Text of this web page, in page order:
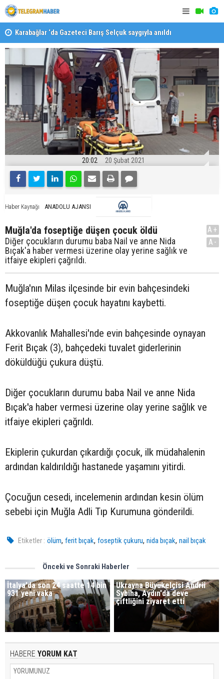
Karabağlar ‘da Gazeteci Barış Selçuk saygıyla anıldı
20:02 20 Şubat 2021
Haber Kaynağı ANADOLU AJANSI
Muğla'da foseptiğe düşen çocuk öldü
Diğer çocukların durumu baba Nail ve anne Nida
Bıçak'a haber vermesi üzerine olay yerine sağlık ve
itfaiye ekipleri çağrıldı.
A+
A-
Muğla'nın Milas ilçesinde bir evin bahçesindeki
foseptiğe düşen çocuk hayatını kaybetti.
Akkovanlık Mahallesi'nde evin bahçesinde oynayan
Ferit Bıçak (3), bahçedeki tuvalet giderlerinin
döküldüğü çukura düştü.
Diğer çocukların durumu baba Nail ve anne Nida
Bıçak'a haber vermesi üzerine olay yerine sağlık ve
itfaiye ekipleri çağrıldı.
Ekiplerin çukurdan çıkardığı çocuk, ilk müdahalenin
ardından kaldırıldığı hastanede yaşamını yitirdi.
Çocuğun cesedi, incelemenin ardından kesin ölüm
sebebi için Muğla Adli Tıp Kurumuna gönderildi.
Etiketler : ölüm,ferit bıçak,foseptik çukuru,nida bıçak,nail bıçak
Önceki ve Sonraki Haberler
İtalya'da son 24 saatte 14 bin
931 yeni vaka
Ukrayna Büyükelçisi Andrii
Sybiha, Aydın'da deve
çiftliğini ziyaret etti
HABERE YORUM KAT